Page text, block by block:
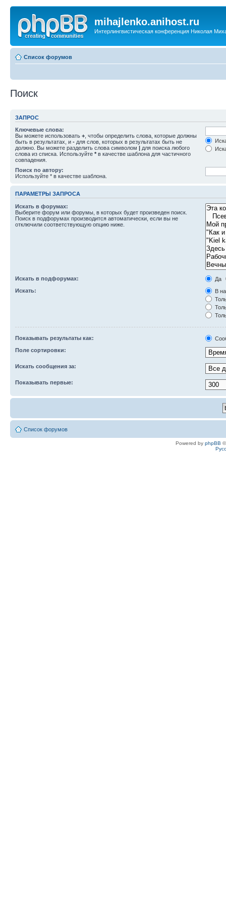
mihajlenko.anihost.ru
Интерлингвистическая конференция Николая
Список форумов
Поиск
ЗАПРОС
Ключевые слова:
Вы можете использовать + , чтобы определить слова, которые должны
быть в результатах, и - для слов, которых в результатах быть не
должно. Вы можете разделить слова символом | для поиска любого
слова из списка. Используйте * в качестве шаблона для частичного
совпадения.
Поиск по автору:
Используйте * в качестве шаблона.
ПАРАМЕТРЫ ЗАПРОСА
Искать в форумах:
Выберите форум или форумы, в которых будет произведен поиск.
Поиск в подфорумах производится автоматически, если вы не
отключили соответствующую опцию ниже.
Искать в подфорумах:
Да
Искать:
В
Показывать результаты как:
Поле сортировки:
Искать сообщения за:
Показывать первые:
Список форумов
Powered by phpBB